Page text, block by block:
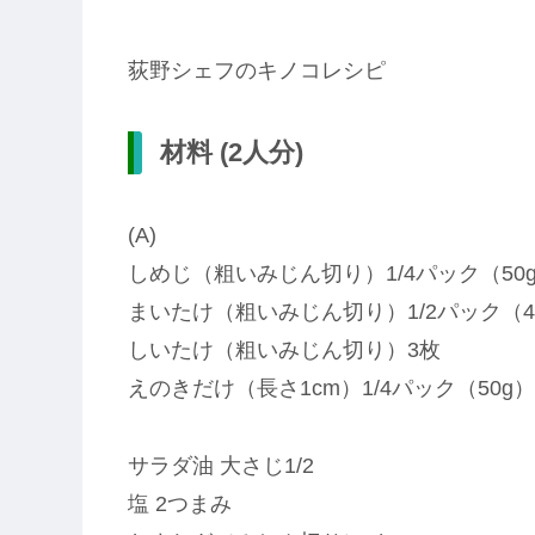
荻野シェフのキノコレシピ
材料 (2人分)
(A)
しめじ（粗いみじん切り）1/4パック（50g
まいたけ（粗いみじん切り）1/2パック（
しいたけ（粗いみじん切り）3枚
えのきだけ（長さ1cm）1/4パック（50g）
サラダ油 大さじ1/2
塩 2つまみ